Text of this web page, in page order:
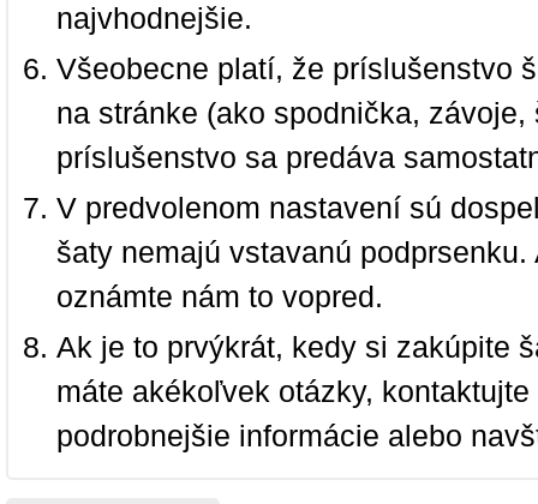
najvhodnejšie.
Všeobecne platí, že príslušenstvo
na stránke (ako spodnička,
príslušenstvo sa predáva
V predvolenom nastavení sú
šaty nemajú vstavanú
oznámte nám to vopred.
Ak je to prvýkrát, kedy si zakúpite
máte akékoľvek otázky,
podrobnejšie informácie alebo